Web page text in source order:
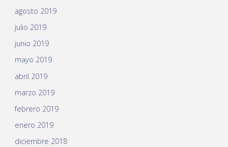
agosto 2019
julio 2019
junio 2019
mayo 2019
abril 2019
marzo 2019
febrero 2019
enero 2019
diciembre 2018